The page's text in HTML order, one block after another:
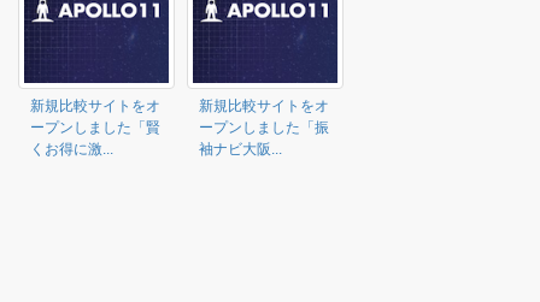
新規比較サイトをオ
ープンしました「賢
くお得に激...
新規比較サイトをオ
ープンしました「振
袖ナビ大阪...